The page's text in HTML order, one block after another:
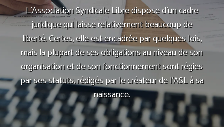
L’Association Syndicale Libre dispose d’un cadre
juridique qui laisse relativement beaucoup de
liberté. Certes, elle est encadrée par quelques lois,
mais la plupart de ses obligations au niveau de son
organisation et de son fonctionnement sont régies
par ses statuts, rédigés par le créateur de l’ASL à sa
naissance.